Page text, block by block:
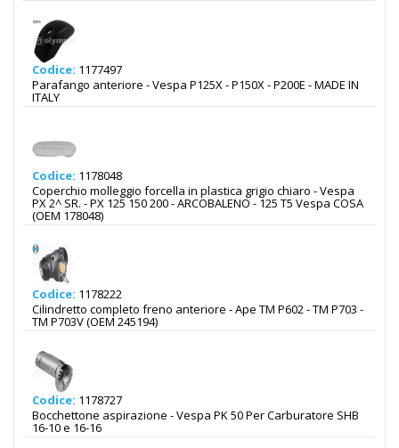
Codice: 1177497
Parafango anteriore - Vespa P125X - P150X - P200E - MADE IN
ITALY
Codice: 1178048
Coperchio molleggio forcella in plastica grigio chiaro - Vespa
PX 2^ SR. - PX 125 150 200 - ARCOBALENO - 125 T5 Vespa COSA
(OEM 178048)
Codice: 1178222
Cilindretto completo freno anteriore - Ape TM P602 - TM P703 -
TM P703V (OEM 245194)
Codice: 1178727
Bocchettone aspirazione - Vespa PK 50 Per Carburatore SHB
16-10 e 16-16